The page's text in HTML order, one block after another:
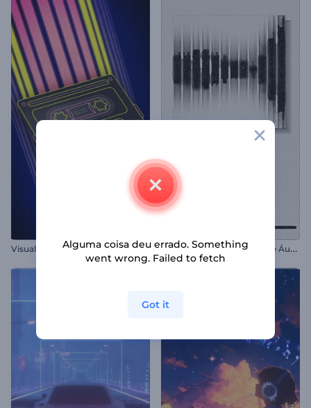
V
isualizador de Música Retro com Cassetes V
isualizador de Espectro de Áudio Distorcido
Alguma coisa deu errado. Something
went wrong. Failed to fetch
Got it